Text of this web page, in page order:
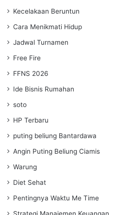
Kecelakaan Beruntun
Cara Menikmati Hidup
Jadwal Turnamen
Free Fire
FFNS 2026
Ide Bisnis Rumahan
soto
HP Terbaru
puting beliung Bantardawa
Angin Puting Beliung Ciamis
Warung
Diet Sehat
Pentingnya Waktu Me Time